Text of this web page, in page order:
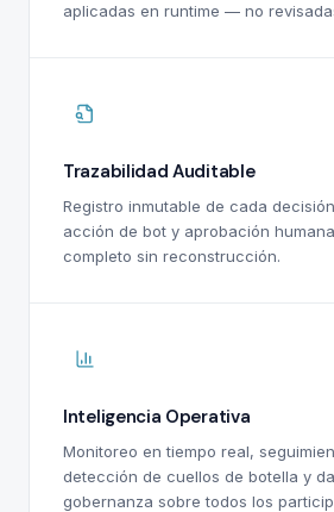
aplicadas en runtime — no
Trazabilidad Auditable
Registro inmutable de cada
acción de bot y aprobación
completo sin reconstrucción.
Inteligencia Operativa
Monitoreo en tiempo real,
detección de cuellos de botella y
gobernanza sobre todos los